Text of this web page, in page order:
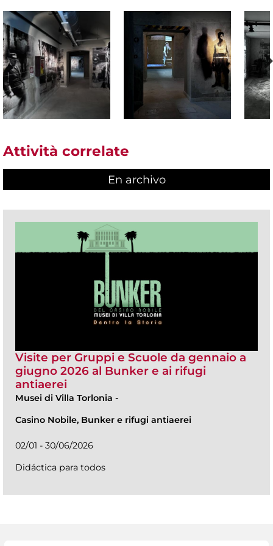
Attività correlate
En archivo
Visite per Gruppi e Scuole da gennaio a
giugno 2026 al Bunker e ai rifugi
antiaerei
Musei di Villa Torlonia -
Casino Nobile, Bunker e rifugi antiaerei
02/01 - 30/06/2026
Didáctica para todos